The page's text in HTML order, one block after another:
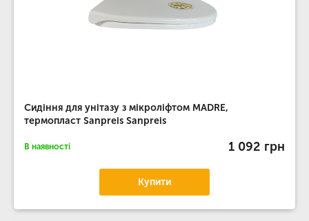
Сидіння для унітазу з мікроліфтом MADRE,
термопласт Sanpreis Sanpreis
В наявності 1 092 грн
Купити